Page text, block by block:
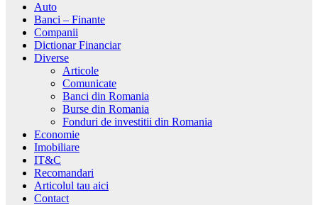
Auto
Banci – Finante
Companii
Dictionar Financiar
Diverse
Articole
Comunicate
Banci din Romania
Burse din Romania
Fonduri de investitii din Romania
Economie
Imobiliare
IT&C
Recomandari
Articolul tau aici
Contact